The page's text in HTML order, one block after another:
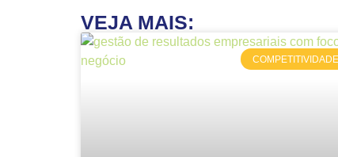
VEJA MAIS:
COMPETITIVIDADE